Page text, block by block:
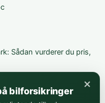
Sådan vurderer du pris,
2-3 forsikringstilbud
del af forsikringen
×
bilforsikringer